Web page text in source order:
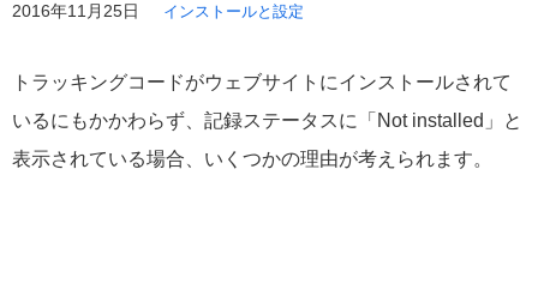
2016年11月25日 インストールと設定
トラッキングコードがウェブサイトにインストールされて
いるにもかかわらず、記録ステータスに「Not installed」と
表示されている場合、いくつかの理由が考えられます。